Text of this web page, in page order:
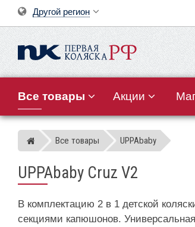
Другой регион
Все товары Акции
Магазин детских колясок
Все товары UPPAbaby
UPPAbaby Cruz V2
В комплектацию 2 в 1 детской
секциями капюшонов.